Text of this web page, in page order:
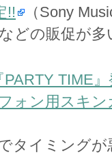
!!
（Sony
どの販促が
TIME
ォン用スキ
タイミング